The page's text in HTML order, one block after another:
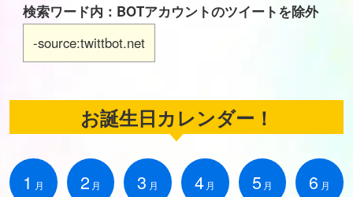
検索ワード内：BOTアカウントのツイートを除外
-source:twittbot.net
お誕生日カレンダー！
1 月 2 月 3 月 4 月 5 月 6 月